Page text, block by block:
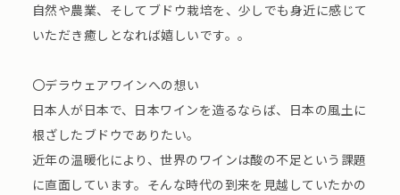
自然や農業、そしてブドウ栽培を、少しでも身近に感じて
いただき癒しとなれば嬉しいです。。
〇デラウェアワインへの想い
日本人が日本で、日本ワインを造るならば、日本の風土に
根ざしたブドウでありたい。
近年の温暖化により、世界のワインは酸の不足という課題
に直面しています。そんな時代の到来を見越していたかの